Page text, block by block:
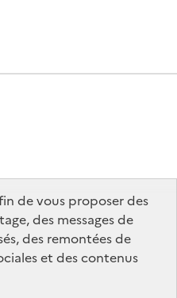
de vous proposer des
des messages de
des remontées de
et des contenus